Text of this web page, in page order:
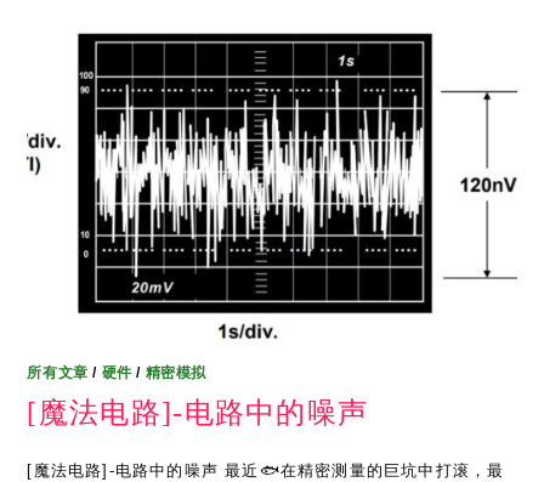
所有文章 / 硬件 / 精密模拟
[魔法电路]-电路中的噪声
[魔法电路]-电路中的噪声 最近🐟在精密测量的巨坑中打滚，最